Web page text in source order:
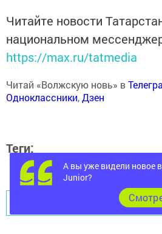
Читайте новости
национальном
https://max.ru/tatmedia
Читай «Волжскую новь» в
Одноклассники,Дзен
Теги:
250
Перейти на страницу
А вы уже видели новое
Junior?